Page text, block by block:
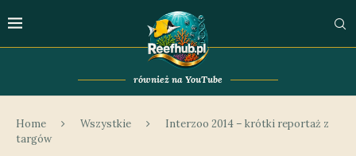
również na YouTube
Home Wszystkie
Interzoo 2014 – krótki reportaż z
targów